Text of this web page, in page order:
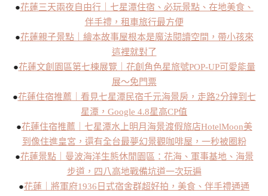
●花蓮三天兩夜自由行｜七星潭住宿、必玩景點、在地美食、
伴手禮，租車旅行最方便
●花蓮親子景點｜繪本故事屋根本是魔法閱讀空間，帶小孩來
這裡就對了
●花蓮文創園區第七棟展覽｜花創角色星旅號POP-UP可愛能量
展～免門票
●花蓮住宿推薦｜看見七星潭民宿千元海景房，走路2分鐘到七
星潭，Google 4.8星高CP值
●花蓮住宿推薦｜七星潭水上明月海景渡假旅店HotelMoon美
到像住進皇宮，還有全台最夢幻景觀咖啡屋，一秒被圈粉
●花蓮景點｜曼波海洋生態休閒園區：花海、軍事基地、海景
步道，四八高地戰備坑道一次玩遍
●花蓮｜將軍府1936日式宿舍群超好拍，美食、伴手禮通通